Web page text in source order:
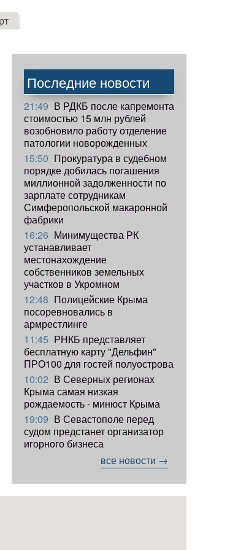
Последние новости
21:49 В РДКБ после капремонта
стоимостью 15 млн рублей
возобновило работу отделение
патологии новорожденных
15:50 Прокуратура в судебном
порядке добилась погашения
миллионной задолженности по
зарплате сотрудникам
Симферопольской макаронной
фабрики
16:26 Минимущества РК
устанавливает
местонахождение
собственников земельных
участков в Укромном
12:48 Полицейские Крыма
посоревновались в
армрестлинге
11:45 РНКБ представляет
бесплатную карту "Дельфин"
ПРО100 для гостей полуострова
10:02 В Северных регионах
Крыма самая низкая
рождаемость - минюст Крыма
19:09 В Севастополе перед
судом предстанет организатор
игорного бизнеса
все новости →